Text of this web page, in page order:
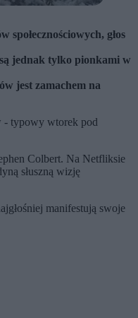
głos
jednak tylko pionkami w
jest zamachem na
- typowy wtorek pod
Colbert. Na Netfliksie
słuszną wizję
manifestują swoje